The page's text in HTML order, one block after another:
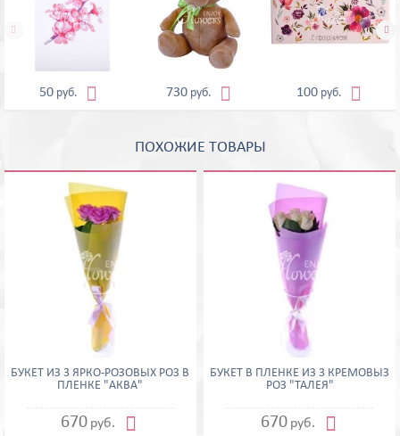
50 руб.  730 руб.  100 руб. 
 
ПОХОЖИЕ ТОВАРЫ
БУКЕТ ИЗ 3 ЯРКО-РОЗОВЫХ РОЗ В
ПЛЕНКЕ "АКВА"
670 руб. 
БУКЕТ В ПЛЕНКЕ ИЗ 3 КРЕМОВЫЗ
РОЗ "ТАЛЕЯ"
670 руб. 